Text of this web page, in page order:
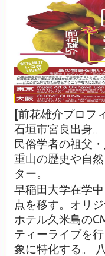
[前花雄介プロフ
石垣市宮良出身。
民俗学者の祖父
重山の歴史や自
ター。
早稲田大学在学
点を移す。オリ
ホテル久米島の
ティーライブを
象に特化する。